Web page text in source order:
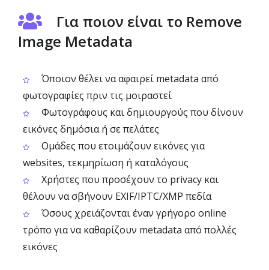
Για ποιον είναι το Remove
Image Metadata
Όποιον θέλει να αφαιρεί metadata από
φωτογραφίες πριν τις μοιραστεί
Φωτογράφους και δημιουργούς που δίνουν
εικόνες δημόσια ή σε πελάτες
Ομάδες που ετοιμάζουν εικόνες για
websites, τεκμηρίωση ή καταλόγους
Χρήστες που προσέχουν το privacy και
θέλουν να σβήνουν EXIF/IPTC/XMP πεδία
Όσους χρειάζονται έναν γρήγορο online
τρόπο για να καθαρίζουν metadata από πολλές
εικόνες